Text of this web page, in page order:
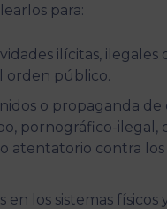
para:
ilícitas, ilegales
orden público.
o propaganda de
pornográfico-ilegal,
atentatorio contra
en los sistemas físicos